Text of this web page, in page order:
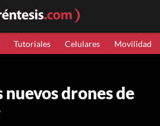
Tutoriales Celulares Movilidad
drones de